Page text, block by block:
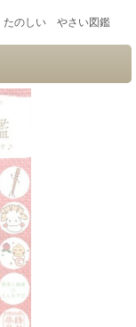
のしい やさい図鑑